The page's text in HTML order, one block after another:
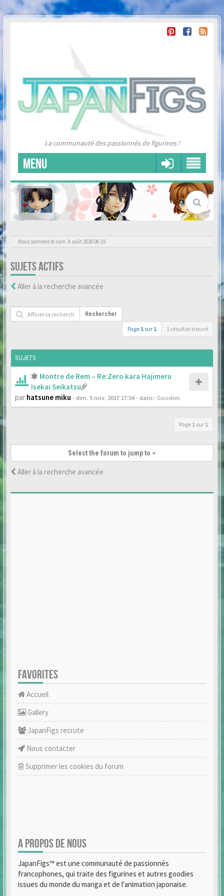
La communauté des passionnés de figurines !
MENU
Nous sommes le sam. 8 août 2026 08:19
SUJETS ACTIFS
Aller à la recherche avancée
Rechercher
Page 1 sur 1 1 résultat trouvé
SUJETS
Montre de Rem – Re:Zero kara Hajimeru
Isekai Seikatsu
par hatsune miku - dim. 5 nov. 2017 17:54- dans : Goodies
Page 1 sur 1
Select the forum to jump to
Aller à la recherche avancée
FAVORITES
Accueil
Gallery
JapanFigs recrute
Nous contacter
Supprimer les cookies du forum
A PROPOS DE NOUS
JapanFigs™ est une communauté de passionnés
francophones, qui traite des figurines et autres goodies
issues du monde du manga et de l'animation japonaise.